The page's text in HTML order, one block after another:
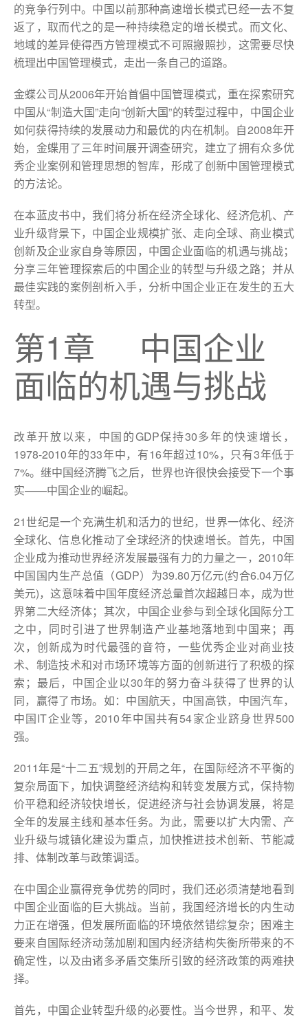
的竞争行列中。中国以前那种高速增长模式已经一去不复
返了，取而代之的是一种持续稳定的增长模式。而文化、
地域的差异使得西方管理模式不可照搬照抄，这需要尽快
梳理出中国管理模式，走出一条自己的道路。
金蝶公司从2006年开始首倡中国管理模式，重在探索研究
中国从“制造大国”走向“创新大国”的转型过程中，中国企业
如何获得持续的发展动力和最优的内在机制。自2008年开
始，金蝶用了三年时间展开调查研究，建立了拥有众多优
秀企业案例和管理思想的智库，形成了创新中国管理模式
的方法论。
在本蓝皮书中，我们将分析在经济全球化、经济危机、产
业升级背景下，中国企业规模扩张、走向全球、商业模式
创新及企业家自身等原因，中国企业面临的机遇与挑战；
分享三年管理探索后的中国企业的转型与升级之路；并从
最佳实践的案例剖析入手，分析中国企业正在发生的五大
转型。
第1章 中国企业
面临的机遇与挑战
改革开放以来，中国的GDP保持30多年的快速增长，
1978-2010年的33年中，有16年超过10%，只有3年低于
7%。继中国经济腾飞之后，世界也许很快会接受下一个事
实——中国企业的崛起。
21世纪是一个充满生机和活力的世纪，世界一体化、经济
全球化、信息化推动了全球经济的快速增长。首先，中国
企业成为推动世界经济发展最强有力的力量之一，2010年
中国国内生产总值（GDP）为39.80万亿元(约合6.04万亿
美元)，这意味着中国年度经济总量首次超越日本，成为世
界第二大经济体；其次，中国企业参与到全球化国际分工
之中，同时引进了世界制造产业基地落地到中国来；再
次，创新成为时代最强的音符，一些优秀企业对商业技
术、制造技术和对市场环境等方面的创新进行了积极的探
索；最后，中国企业以30年的努力奋斗获得了世界的认
同，赢得了市场。如：中国航天，中国高铁，中国汽车，
中国IT企业等，2010年中国共有54家企业跻身世界500
强。
2011年是“十二五”规划的开局之年，在国际经济不平衡的
复杂局面下，加快调整经济结构和转变发展方式，保持物
价平稳和经济较快增长，促进经济与社会协调发展，将是
全年的发展主线和基本任务。为此，需要以扩大内需、产
业升级与城镇化建设为重点，加快推进技术创新、节能减
排、体制改革与政策调适。
在中国企业赢得竞争优势的同时，我们还必须清楚地看到
中国企业面临的巨大挑战。当前，我国经济增长的内生动
力正在增强，但发展所面临的环境依然错综复杂；困难主
要来自国际经济动荡加剧和国内经济结构失衡所带来的不
确定性，以及由诸多矛盾交集所引致的经济政策的两难抉
择。
首先，中国企业转型升级的必要性。当今世界，和平、发